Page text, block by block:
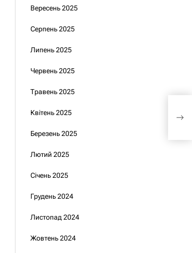
Вересень 2025
Серпень 2025
Липень 2025
Червень 2025
Травень 2025
Квітень 2025
Березень 2025
Лютий 2025
Січень 2025
Грудень 2024
Листопад 2024
Жовтень 2024